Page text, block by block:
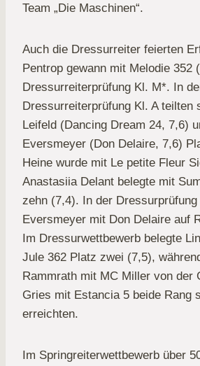
Team „Die Maschinen“.
Auch die Dressurreiter feierten
Pentrop gewann mit Melodie 352
Dressurreiterprüfung Kl. M*. In
Dressurreiterprüfung Kl. A teilten
Leifeld (Dancing Dream 24, 7,6)
Eversmeyer (Don Delaire, 7,6)
Heine wurde mit Le petite Fleur
Anastasiia Delant belegte mit
zehn (7,4). In der
Eversmeyer mit Don Delaire auf
Im Dressurwettbewerb belegte
Jule 362 Platz zwei (7,5),
Rammrath mit MC Miller von der
Gries mit Estancia 5 beide Rang
erreichten.
Im Springreiterwettbewerb über